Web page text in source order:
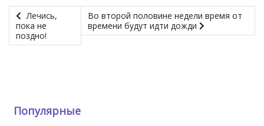
Лечись,
пока не
поздно!
Во второй половине недели время от
времени будут идти дожди
Популярные